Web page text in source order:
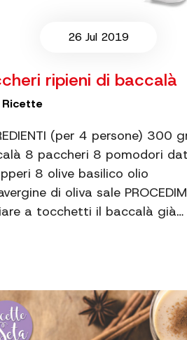
26 Jul 2019
ripieni di baccalà
Ricette
(per 4 persone) 300
8 paccheri 8 pomodori
8 olive basilico olio
di oliva sale
a tocchetti il baccalà già…